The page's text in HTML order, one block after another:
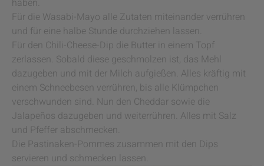
haben.
Für die Wasabi-Mayo alle Zutaten miteinander verrühren
und für eine halbe Stunde durchziehen lassen.
Für den Chili-Cheese-Dip die Butter in einem Topf
zerlassen. Sobald diese geschmolzen ist, das Mehl
dazugeben und mit der Milch aufgießen. Alles kräftig mit
einem Schneebesen verrühren, bis alle Klümpchen
verschwunden sind. Nun den Cheddar sowie die
Jalapeños dazugeben und weiterrühren. Alles mit Salz
und Pfeffer abschmecken.
Die Pastinaken-Pommes zusammen mit den Dips
servieren und schmecken lassen.